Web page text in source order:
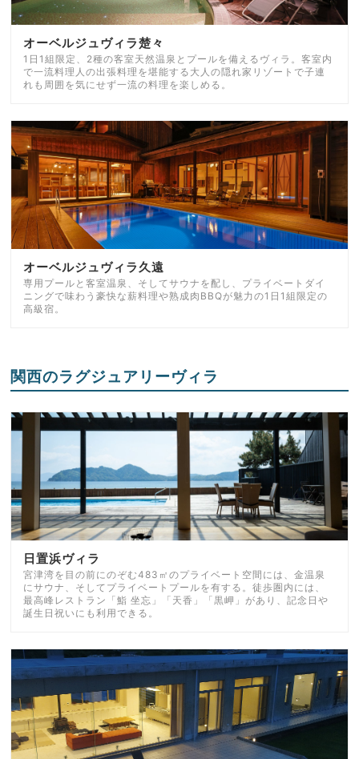
オーベルジュヴィラ楚々
1日1組限定、2種の客室天然温泉とプールを備えるヴィラ。客室内
で一流料理人の出張料理を堪能する大人の隠れ家リゾートで子連
れも周囲を気にせず一流の料理を楽しめる。
オーベルジュヴィラ久遠
専用プールと客室温泉、そしてサウナを配し、プライベートダイ
ニングで味わう豪快な薪料理や熟成肉BBQが魅力の1日1組限定の
高級宿。
関西のラグジュアリーヴィラ
日置浜ヴィラ
宮津湾を目の前にのぞむ483㎡のプライベート空間には、金温泉
にサウナ、そしてプライベートプールを有する。徒歩圏内には、
最高峰レストラン「鮨 坐忘」「天香」「黒岬」があり、記念日や
誕生日祝いにも利用できる。